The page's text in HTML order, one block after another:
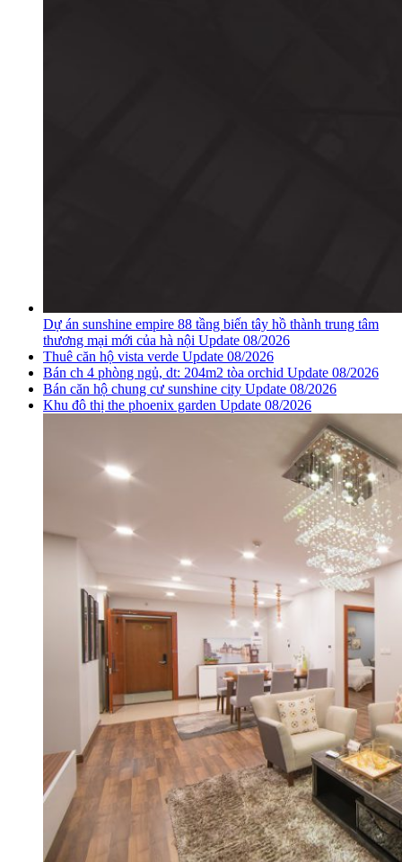
Dự án sunshine empire 88 tầng biến tây hồ thành trung tâm
thương mại mới của hà nội Update 08/2026
Thuê căn hộ vista verde Update 08/2026
Bán ch 4 phòng ngủ, dt: 204m2 tòa orchid Update 08/2026
Bán căn hộ chung cư sunshine city Update 08/2026
Khu đô thị the phoenix garden Update 08/2026